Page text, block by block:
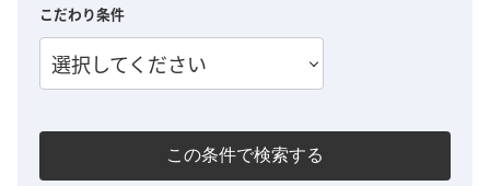
こだわり条件
選択してください
この条件で検索する